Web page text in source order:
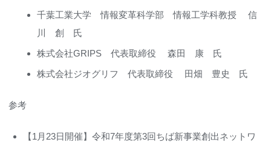
千葉工業大学 情報変革科学部 情報工学科教授 信
川 創 氏
株式会社GRIPS 代表取締役 森田 康 氏
株式会社ジオグリフ 代表取締役 田畑 豊史 氏
参考
【1月23日開催】令和7年度第3回ちば新事業創出ネットワ